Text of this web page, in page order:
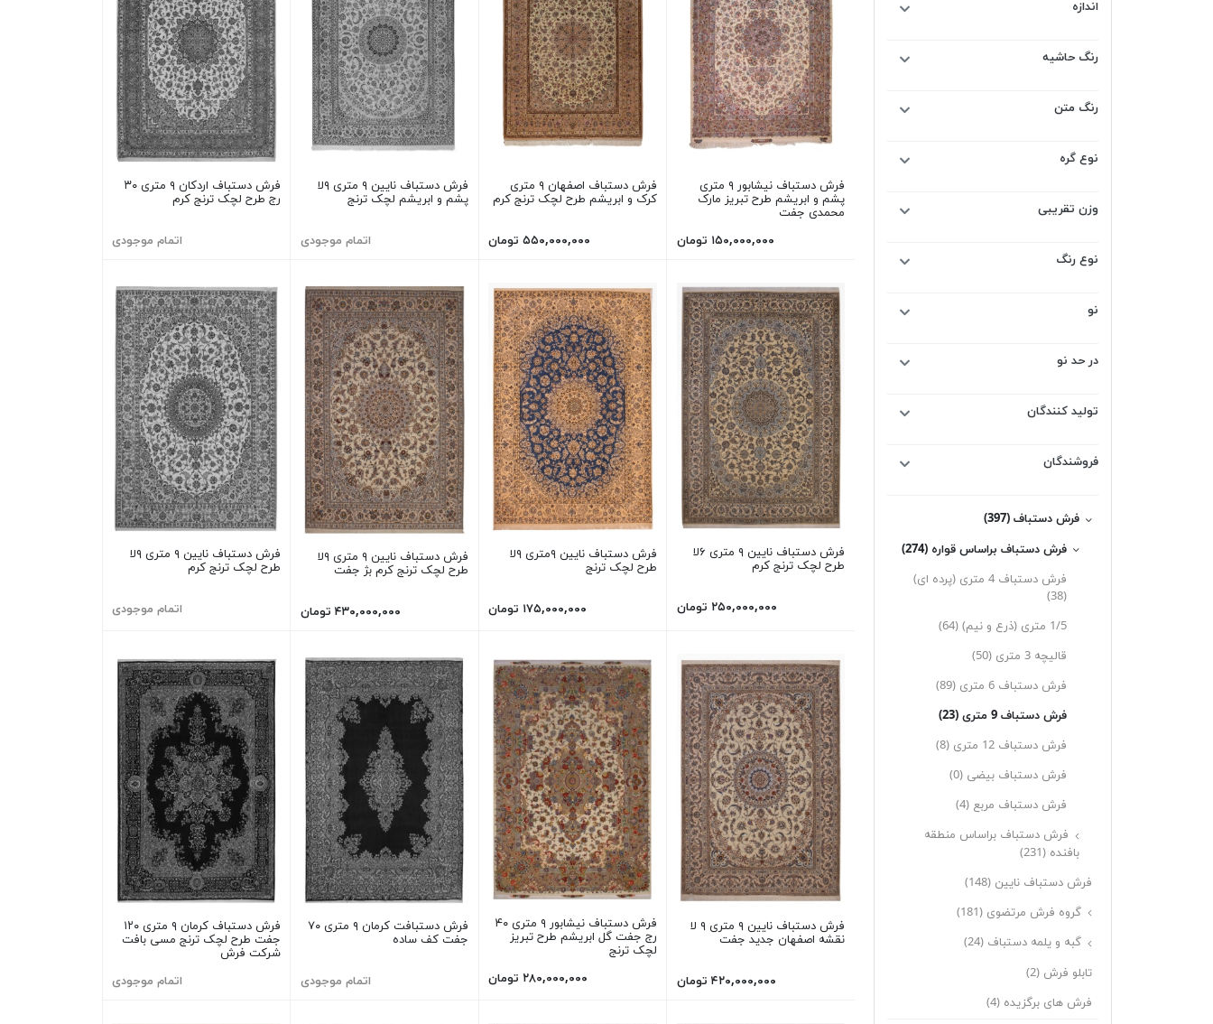
اندازه
رنگ حاشیه
رنگ متن
نوع گره
وزن تقریبی
نوع رنگ
نو
در حد نو
تولید کنندگان
فروشندگان
فرش دستباف(397)
فرش دستباف براساس قواره(274)
فرش دستباف 4 متری (پرده ای)
(38)
1/5 متری (ذرع و نیم)
(64)
قالیچه 3 متری
(50)
فرش دستباف 6 متری
(89)
فرش دستباف 9 متری
(23)
فرش دستباف 12 متری
(8)
فرش دستباف بیضی(0)
فرش دستباف مربع(4)
فرش دستباف براساس منطقه
بافنده(231)
فرش دستباف نایین(148)
گروه فرش مرتضوی(181)
گبه و یلمه دستباف(24)
تابلو فرش(2)
فرش های برگزیده(4)
فرش دستباف نیشابور ۹ متری
پشم و ابریشم طرح تبریز مارک
محمدی جفت
۱۵۰,۰۰۰,۰۰۰ تومان
فرش دستباف اصفهان ۹ متری
کرک و ابریشم طرح لچک ترنج کرم
۵۵۰,۰۰۰,۰۰۰ تومان
فرش دستباف نایین ۹ متری ۹لا
پشم و ابریشم لچک ترنج
اتمام موجودی
فرش دستباف اردکان ۹ متری ۳۰
رج طرح لچک ترنج کرم
اتمام موجودی
فرش دستباف نایین ۹ متری ۶لا
طرح لچک ترنج کرم
۲۵۰,۰۰۰,۰۰۰ تومان
فرش دستباف نایین ۹متری ۹لا
طرح لچک ترنج
۱۷۵,۰۰۰,۰۰۰ تومان
فرش دستباف نایین ۹ متری ۹لا
طرح لچک ترنج کرم بژ جفت
۴۳۰,۰۰۰,۰۰۰ تومان
فرش دستباف نایین ۹ متری ۹لا
طرح لچک ترنج کرم
اتمام موجودی
فرش دستباف نایین ۹ متری ۹ لا
نقشه اصفهان جدید جفت
۴۲۰,۰۰۰,۰۰۰ تومان
فرش دستباف نیشابور ۹ متری ۴۰
رج جفت گل ابریشم طرح تبریز
لچک ترنج
۲۸۰,۰۰۰,۰۰۰ تومان
فرش دستبافت کرمان ۹ متری ۷۰
جفت کف ساده
اتمام موجودی
فرش دستباف کرمان ۹ متری ۱۲۰
جفت طرح لچک ترنج مسی بافت
شرکت فرش
اتمام موجودی